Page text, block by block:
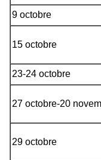
9 octobre
15 octobre
23-24 octobre
27 octobre-20
29 octobre